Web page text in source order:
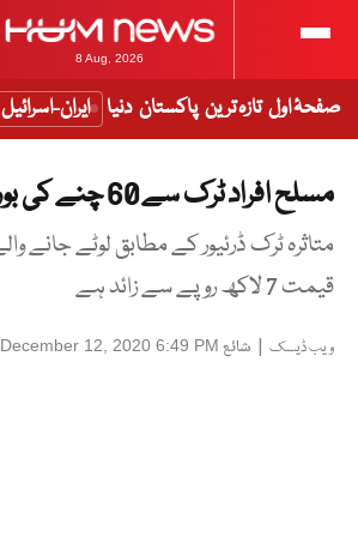
8 Aug, 2026
صفحۂ اول تازہ ترین پاکستان دنیا ایران-
مسلح افراد ٹرک سے 60 چنے کی بوریاں لوٹ کر فرار
متاثرہ ٹرک ڈرئیور کے مطابق لوٹے جانے
قیمت 7 لاکھ روپے سے زائد ہے
ویب ڈیسک | شائع December 12, 2020 6:49 PM